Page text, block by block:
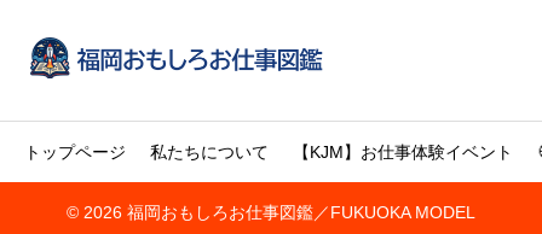
トップページ 私たちについて 【KJM】お仕事体験イベント
© 2026 福岡おもしろお仕事図鑑／FUKUOKA MODEL